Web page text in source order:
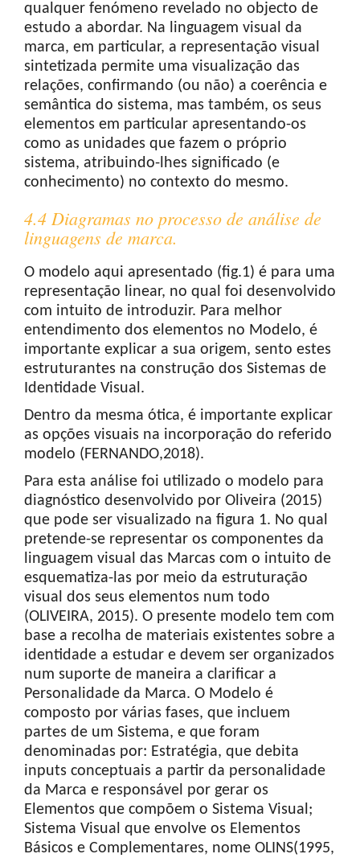
qualquer fenómeno revelado no objecto de
estudo a abordar. Na linguagem visual da
marca, em particular, a representação visual
sintetizada permite uma visualização das
relações, confirmando (ou não) a coerência e
semântica do sistema, mas também, os seus
elementos em particular apresentando-os
como as unidades que fazem o próprio
sistema, atribuindo-lhes significado (e
conhecimento) no contexto do mesmo.
4.4 Diagramas no processo de análise de
linguagens de marca.
O modelo aqui apresentado (fig.1) é para uma
representação linear, no qual foi desenvolvido
com intuito de introduzir. Para melhor
entendimento dos elementos no Modelo, é
importante explicar a sua origem, sento estes
estruturantes na construção dos Sistemas de
Identidade Visual.
Dentro da mesma ótica, é importante explicar
as opções visuais na incorporação do referido
modelo (FERNANDO,2018).
Para esta análise foi utilizado o modelo para
diagnóstico desenvolvido por Oliveira (2015)
que pode ser visualizado na figura 1. No qual
pretende-se representar os componentes da
linguagem visual das Marcas com o intuito de
esquematiza-las por meio da estruturação
visual dos seus elementos num todo
(OLIVEIRA, 2015). O presente modelo tem com
base a recolha de materiais existentes sobre a
identidade a estudar e devem ser organizados
num suporte de maneira a clarificar a
Personalidade da Marca. O Modelo é
composto por várias fases, que incluem
partes de um Sistema, e que foram
denominadas por: Estratégia, que debita
inputs conceptuais a partir da personalidade
da Marca e responsável por gerar os
Elementos que compõem o Sistema Visual;
Sistema Visual que envolve os Elementos
Básicos e Complementares, nome OLINS(1995,